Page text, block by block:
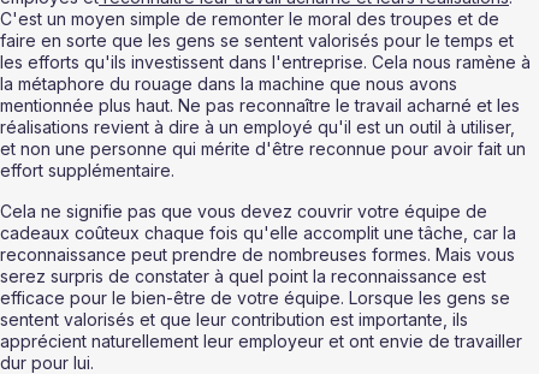
C'est un moyen simple de remonter le moral des troupes et de
faire en sorte que les gens se sentent valorisés pour le temps et
les efforts qu'ils investissent dans l'entreprise. Cela nous ramène à
la métaphore du rouage dans la machine que nous avons
mentionnée plus haut. Ne pas reconnaître le travail acharné et les
réalisations revient à dire à un employé qu'il est un outil à utiliser,
et non une personne qui mérite d'être reconnue pour avoir fait un
effort supplémentaire.
Cela ne signifie pas que vous devez couvrir votre équipe de
cadeaux coûteux chaque fois qu'elle accomplit une tâche, car la
reconnaissance peut prendre de nombreuses formes. Mais vous
serez surpris de constater à quel point la reconnaissance est
efficace pour le bien-être de votre équipe. Lorsque les gens se
sentent valorisés et que leur contribution est importante, ils
apprécient naturellement leur employeur et ont envie de travailler
dur pour lui.